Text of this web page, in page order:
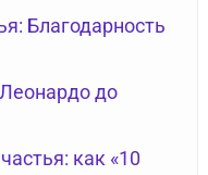
Благодарность
до
как «10